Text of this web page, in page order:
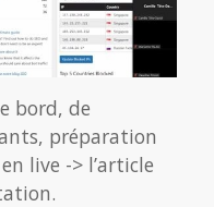
bord, de
préparation
live -> l’article